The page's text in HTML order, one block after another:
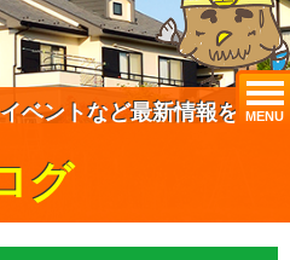
MENU
ベントなど最新情報をお
グ